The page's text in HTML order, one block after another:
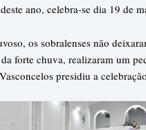
ano, celebra-se dia 19 de
os sobralenses não
forte chuva, realizaram um
presidiu a